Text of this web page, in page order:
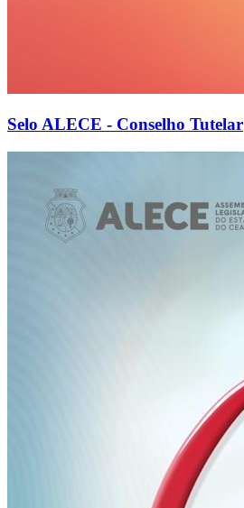
Selo ALECE - Conselho Tutelar